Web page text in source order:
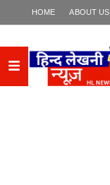
HOME ABOUT US